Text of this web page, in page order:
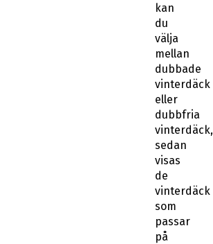
kan
du
välja
mellan
dubbade
vinterdäck
eller
dubbfria
vinterdäck,
sedan
visas
de
vinterdäck
som
passar
på